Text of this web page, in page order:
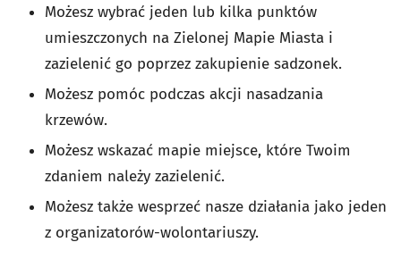
Możesz wybrać jeden lub kilka punktów
umieszczonych na Zielonej Mapie Miasta i
zazielenić go poprzez zakupienie sadzonek.
Możesz pomóc podczas akcji nasadzania
krzewów.
Możesz wskazać mapie miejsce, które Twoim
zdaniem należy zazielenić.
Możesz także wesprzeć nasze działania jako jeden
z organizatorów-wolontariuszy.